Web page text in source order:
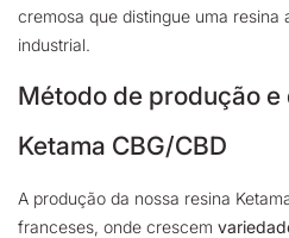
cremosa que distingue uma resina
industrial.
Método de produção
Ketama CBG/CBD
A produção da nossa resina
franceses, onde crescem